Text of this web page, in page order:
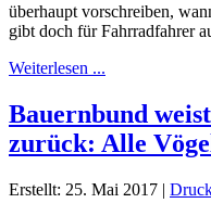
überhaupt vorschreiben,
gibt doch für Fahrradfahrer
Weiterlesen ...
Bauernbund
zurück: Alle
Erstellt: 25. Mai 2017 |